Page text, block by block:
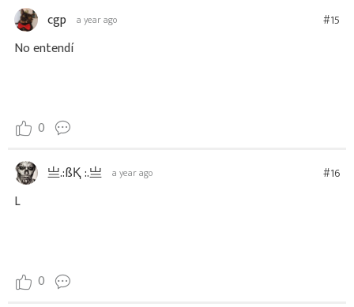
cgp a year ago #15
No entendí
0
亗.:ßҚ :.亗 a year ago #16
L
0